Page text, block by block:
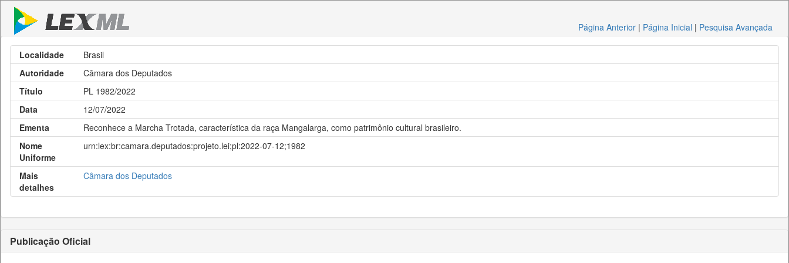
Página Anterior | Página Inicial | Pesquisa Avançada
Localidade
Brasil
Autoridade
Câmara dos Deputados
Título
PL 1982/2022
Data
12/07/2022
Ementa
Reconhece a Marcha Trotada, característica da raça Mangalarga, como patrimônio cultural brasileiro.
Nome
Uniforme
urn:lex:br:camara.deputados:projeto.lei;pl:2022-07-12;1982
Mais
detalhes
Câmara dos Deputados
Publicação Oficial